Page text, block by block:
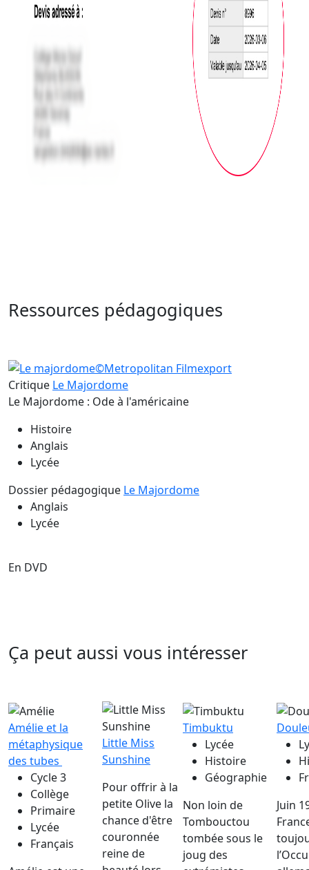
Ressources pédagogiques
Critique Le Majordome
Le Majordome : Ode à l'américaine
Histoire
Anglais
Lycée
Dossier pédagogique Le Majordome
Anglais
Lycée
En DVD
Ça peut aussi vous intéresser
Amélie et la
métaphysique
des tubes
Cycle 3
Collège
Primaire
Lycée
Français
Little Miss
Sunshine
Pour offrir à la
petite Olive la
chance d'être
couronnée
reine de
Timbuktu
Lycée
Histoire
Géographie
Non loin de
Tombouctou
tombée sous le
joug des
Juin